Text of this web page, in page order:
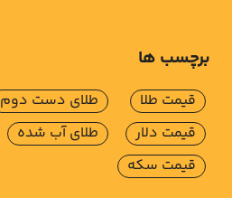
برچسب ها
قیمت طلا
قیمت دلار
قیمت سکه
طلای دست دوم
طلای آب شده